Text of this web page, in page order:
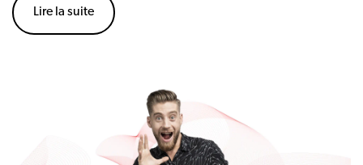
Lire la suite